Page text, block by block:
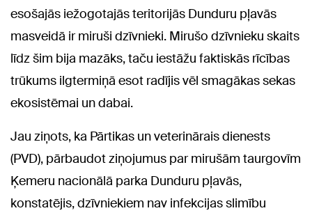
esošajās iežogotajās teritorijās Dunduru pļavās
masveidā ir miruši dzīvnieki. Mirušo dzīvnieku skaits
līdz šim bija mazāks, taču iestāžu faktiskās rīcības
trūkums ilgtermiņā esot radījis vēl smagākas sekas
ekosistēmai un dabai.
Jau ziņots, ka Pārtikas un veterinārais dienests
(PVD), pārbaudot ziņojumus par mirušām taurgovīm
Ķemeru nacionālā parka Dunduru pļavās,
konstatējis, dzīvniekiem nav infekcijas slimību